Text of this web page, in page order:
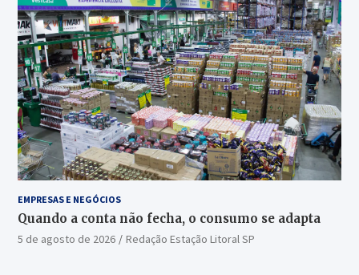
EMPRESAS E NEGÓCIOS
Quando a conta não fecha, o consumo se adapta
5 de agosto de 2026 Redação Estação Litoral SP